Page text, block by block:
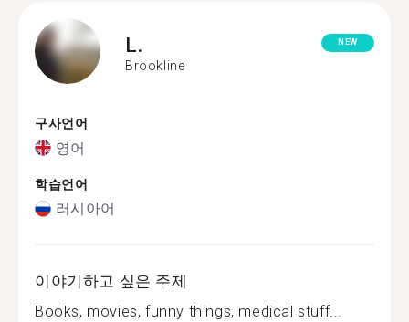
L.
Brookline
NEW
구사언어
영어
학습언어
러시아어
이야기하고 싶은 주제
Books, movies, funny things, medical stuff...